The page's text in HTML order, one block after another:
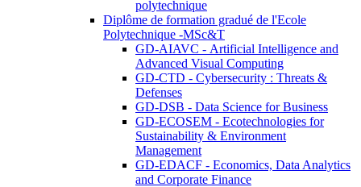
polytechnique
Diplôme de formation gradué de l'Ecole
Polytechnique -MSc&T
GD-AIAVC - Artificial Intelligence and
Advanced Visual Computing
GD-CTD - Cybersecurity : Threats &
Defenses
GD-DSB - Data Science for Business
GD-ECOSEM - Ecotechnologies for
Sustainability & Environment
Management
GD-EDACF - Economics, Data Analytics
and Corporate Finance